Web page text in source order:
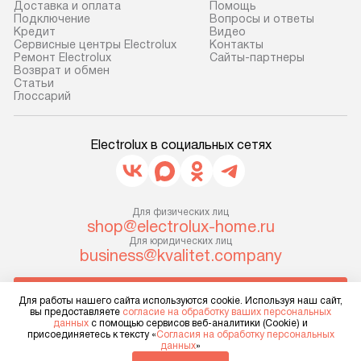
транспортной компании в г. Москва.
Пожалуйста, уточняйте условия
доставки у менеджера при
оформлении заказа.
В оговоренный день служба
доставки доставит упакованный
Если необходимо переместить
прибор до места установки,
уточните это с менеджером.
За данную услугу взимается
дополнительная плата. Важно
через дверной проем, сотрудники
транспортной службы не могут
демонтировать дверцы, ручки или
предполагают,
установленной
коммуникациям,
и консультацию
В стандартную
не включаются:
коммуникаций,
Доставка и оплата
Подключение
Кредит
Сервисные центры Electrolux
Ремонт Electrolux
Возврат и обмен
Cтатьи
Глоссарий
Помощь
Вопросы и ответы
Видео
Контакты
Сайты-партнеры
Electrolux в социальных сетях
Для физических лиц
shop@electrolux-home.ru
Для юридических лиц
business@kvalitet.company
Политика конфиденциальности
Условия продажи
Для работы нашего сайта используются cookie. Используя наш сайт,
вы предоставляете согласие на обработку ваших персональных
данных с помощью сервисов веб-аналитики (Cookie) и
присоединяетесь к тексту «Согласия на обработку персональных
данных»